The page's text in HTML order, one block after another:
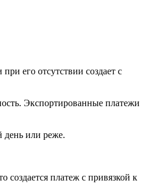
его отсутствии создает с
Экспортированные платежи
день или реже.
платеж с привязкой к